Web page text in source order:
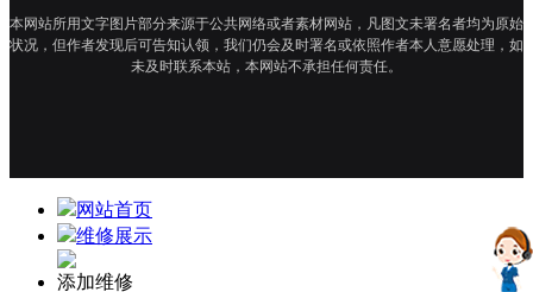
本网站所用文字图片部分来源于公共网络或者素材网站，凡图文未署名者均为原始
状况，但作者发现后可告知认领，我们仍会及时署名或依照作者本人意愿处理，如
未及时联系本站，本网站不承担任何责任。
网站首页
维修展示
添加维修